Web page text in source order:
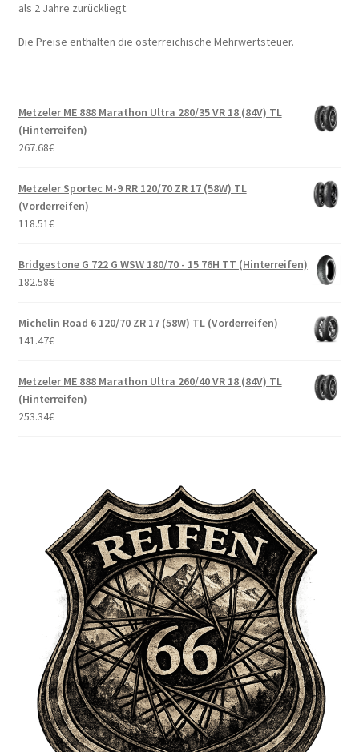
als 2 Jahre zurückliegt.
Die Preise enthalten die österreichische Mehrwertsteuer.
Metzeler ME 888 Marathon Ultra 280/35 VR 18 (84V) TL
(Hinterreifen)
267.68€
Metzeler Sportec M-9 RR 120/70 ZR 17 (58W) TL
(Vorderreifen)
118.51€
Bridgestone G 722 G WSW 180/70 - 15 76H TT (Hinterreifen)
182.58€
Michelin Road 6 120/70 ZR 17 (58W) TL (Vorderreifen)
141.47€
Metzeler ME 888 Marathon Ultra 260/40 VR 18 (84V) TL
(Hinterreifen)
253.34€